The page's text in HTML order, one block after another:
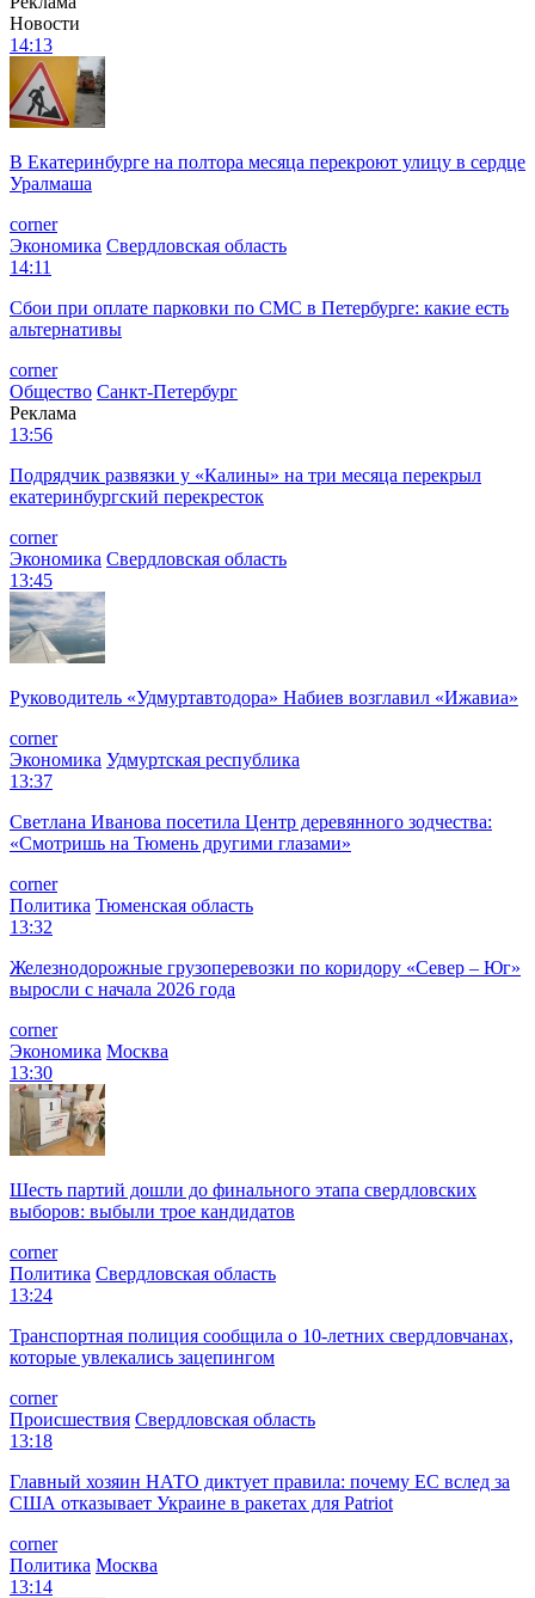
Новости
14:13
В Екатеринбурге на полтора месяца перекроют улицу в сердце
Уралмаша
corner
Экономика Свердловская область
14:11
Сбои при оплате парковки по СМС в Петербурге: какие есть
альтернативы
corner
Общество Санкт-Петербург
Реклама
13:56
Подрядчик развязки у «Калины» на три месяца перекрыл
екатеринбургский перекресток
corner
Экономика Свердловская область
13:45
Руководитель «Удмуртавтодора» Набиев возглавил «Ижавиа»
corner
Экономика Удмуртская республика
13:37
Светлана Иванова посетила Центр деревянного зодчества:
«Смотришь на Тюмень другими глазами»
corner
Политика Тюменская область
13:32
Железнодорожные грузоперевозки по коридору «Север – Юг»
выросли с начала 2026 года
corner
Экономика Москва
13:30
Шесть партий дошли до финального этапа свердловских
выборов: выбыли трое кандидатов
corner
Политика Свердловская область
13:24
Транспортная полиция сообщила о 10-летних свердловчанах,
которые увлекались зацепингом
corner
Происшествия Свердловская область
13:18
Главный хозяин НАТО диктует правила: почему ЕС вслед за
США отказывает Украине в ракетах для Patriot
corner
Политика Москва
13:14